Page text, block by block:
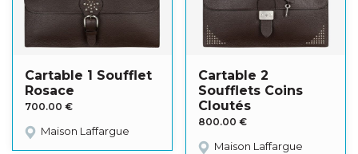
Cartable 1 Soufflet
Rosace
700.00 €
Maison Laffargue
Cartable 2
Soufflets Coins
Cloutés
800.00€
Maison Laffargue